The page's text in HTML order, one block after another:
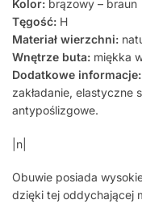
Kolor: brązowy – braun
Tęgość: H
Materiał wierzchni:
Wnętrze buta: miękka
Dodatkowe informacje:
zakładanie, elastyczne
antypoślizgowe.
|n|
Obuwie posiada
dzięki tej oddychającej